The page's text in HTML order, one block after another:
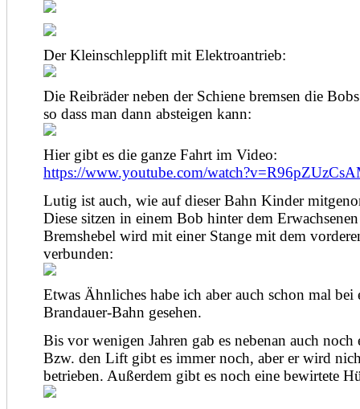
Der Kleinschlepplift mit Elektroantrieb:
Die Reibräder neben der Schiene bremsen die
so dass man dann absteigen kann:
Hier gibt es die ganze Fahrt im Video:
https://www.youtube.com/
Lutig ist auch, wie auf dieser Bahn Kinder
Diese sitzen in einem Bob hinter dem
Bremshebel wird mit einer Stange mit dem
verbunden:
Etwas Ähnliches habe ich aber auch schon mal bei
Brandauer-Bahn gesehen.
Bis vor wenigen Jahren gab es nebenan auch
Bzw. den Lift gibt es immer noch, aber er wird
betrieben. Außerdem gibt es noch eine bewirtete